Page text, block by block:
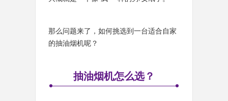
那么问题来了，如何挑选到一台适合自家
的抽油烟机呢？
抽油烟机怎么选？